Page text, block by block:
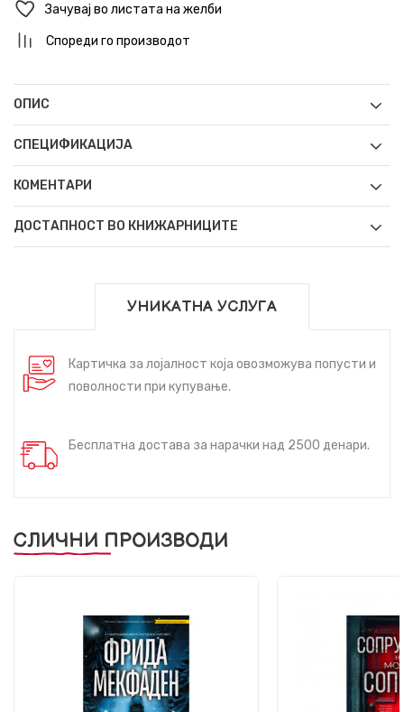
Зачувај во листата на желби
Спореди го производот
ОПИС
СПЕЦИФИКАЦИЈА
КОМЕНТАРИ
ДОСТАПНОСТ ВО КНИЖАРНИЦИТЕ
УНИКАТНА УСЛУГА
Картичка за лојалност која овозможува попусти и
поволности при купување.
Бесплатна достава за нарачки над 2500 денари.
СЛИЧНИ ПРОИЗВОДИ